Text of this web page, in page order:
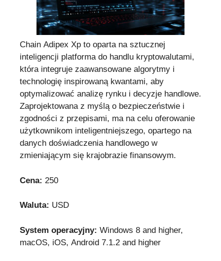
Chain Adipex Xp to oparta na sztucznej
inteligencji platforma do handlu kryptowalutami,
która integruje zaawansowane algorytmy i
technologię inspirowaną kwantami, aby
optymalizować analizę rynku i decyzje handlowe.
Zaprojektowana z myślą o bezpieczeństwie i
zgodności z przepisami, ma na celu oferowanie
użytkownikom inteligentniejszego, opartego na
danych doświadczenia handlowego w
zmieniającym się krajobrazie finansowym.
Cena: 250
Waluta: USD
System operacyjny: Windows 8 and higher,
macOS, iOS, Android 7.1.2 and higher